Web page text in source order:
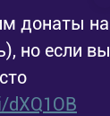
05-25
05-26
06-02
донаты на
но если вы